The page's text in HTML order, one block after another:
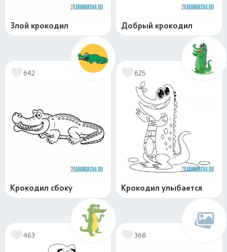
Злой крокодил Добрый крокодил
642
Крокодил сбоку
625
Крокодил улыбается
463 368